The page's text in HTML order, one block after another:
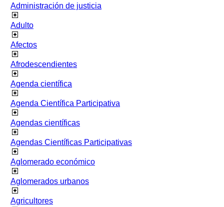
Administración de justicia
Adulto
Afectos
Afrodescendientes
Agenda científica
Agenda Científica Participativa
Agendas científicas
Agendas Científicas Participativas
Aglomerado económico
Aglomerados urbanos
Agricultores